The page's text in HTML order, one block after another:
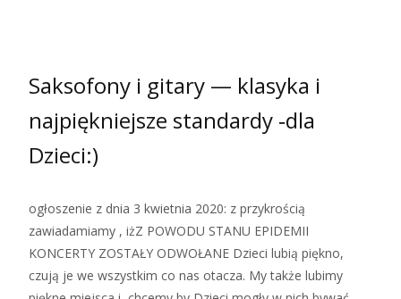
Saksofony i gitary — klasyka i
najpiękniejsze standardy ‑dla
Dzieci:)
ogłoszenie z dnia 3 kwietnia 2020: z przykrością
zawiadamiamy , iżZ POWODU STANU EPIDEMII
KONCERTY ZOSTAŁY ODWOŁANE Dzieci lubią piękno,
czują je we wszystkim co nas otacza. My także lubimy